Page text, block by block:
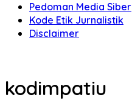
Pedoman Media Siber
Kode Etik Jurnalistik
Disclaimer
kodimpatiu